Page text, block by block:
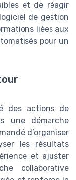
et de réagir
de gestion
liées aux
pour un
des actions de
une démarche
d’organiser
les résultats
et ajuster
collaborative